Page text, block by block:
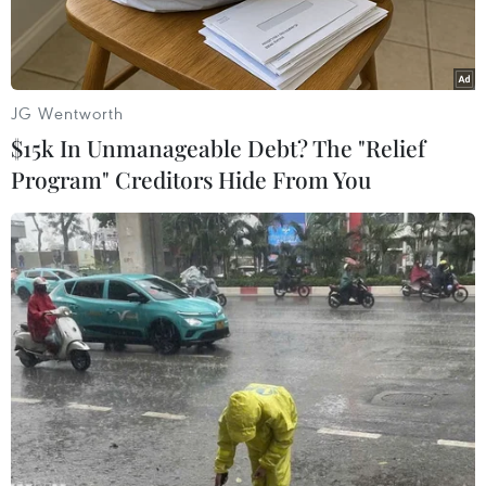
phủ xem xét.
Ông Võ Xuân Trường, Chủ tịch Công ty cổ phần Mekolor, người
đại diện Liên minh Mekolor-Great USA gửi đề xuất tham gia Dự
án đường sắt cao tốc Bắc-Nam với số vốn 100 tỷ USD, trả lời
báo chí ngày 11/6. (Ảnh: TTXVN phát)
Một doanh nghiệp có trụ sở tại thành phố Cần
JG Wentworth
$15k In Unmanageable Debt? The "Relief
Program" Creditors Hide From You